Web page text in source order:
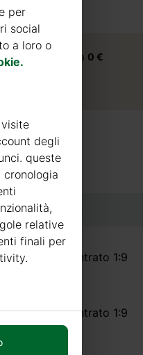
provincia
selezionata 0 €
LEGNO
legno concentrato 1:9
legno concentrato 1:9
per
social
a loro o
degli
queste
relative
finali per